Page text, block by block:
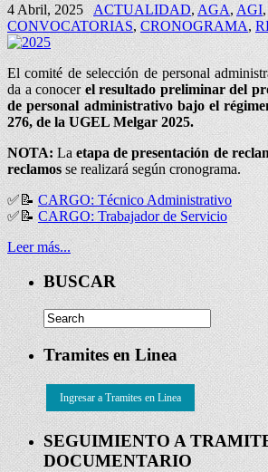
4 Abril, 2025 ACTUALIDAD,AGA, AGI,
CONVOCATORIAS, CRONOGRAMA,
El comité de selección de personal
da a conocerelresultado preliminar del
de personal administrativo bajo el
276, de la UGEL Melgar 2025.
NOTA:Laetapa de presentación de
reclamosse realizará según cronograma.
✅📝 CARGO: Técnico Administrativo
✅📝CARGO: Trabajador de Servicio
Leer más...
BUSCAR
Tramites en Linea
Ingresar a Tramites en Linea
SEGUIMIENTO A
DOCUMENTARIO